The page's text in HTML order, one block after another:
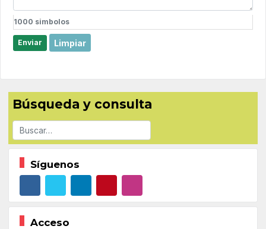
1000 simbolos
Enviar Limpiar
Búsqueda y consulta
Buscar
Síguenos
Acceso